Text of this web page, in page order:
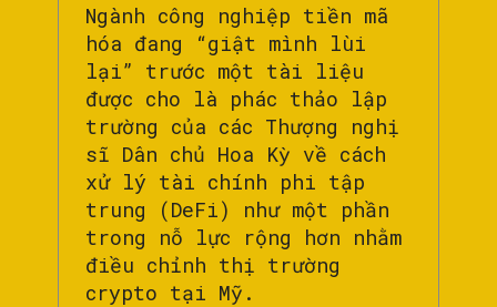
Ngành công nghiệp tiền mã
hóa đang “giật mình lùi
lại” trước một tài liệu
được cho là phác thảo lập
trường của các Thượng nghị
sĩ Dân chủ Hoa Kỳ về cách
xử lý tài chính phi tập
trung (DeFi) như một phần
trong nỗ lực rộng hơn nhằm
điều chỉnh thị trường
crypto tại Mỹ.